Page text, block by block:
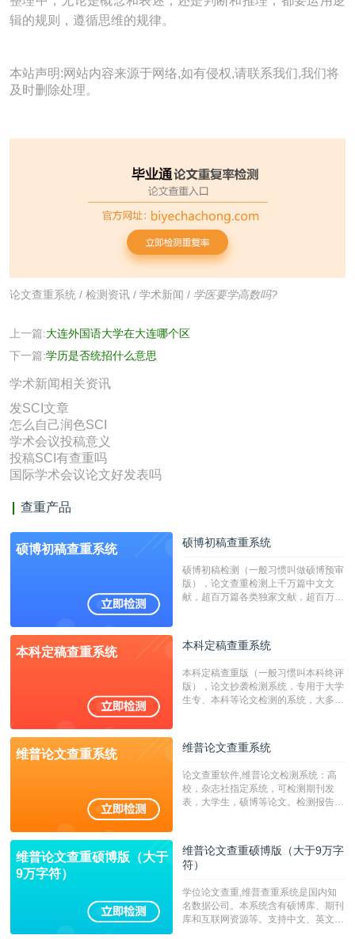
辑的规则，遵循思维的规律。
本站声明:网站内容来源于网络,如有侵权,请联系我们,我们将
及时删除处理。
论文查重系统 / 检测资讯 / 学术新闻 / 学医要学高数吗?
上一篇:大连外国语大学在大连哪个区
下一篇:学历是否统招什么意思
学术新闻相关资讯
发SCI文章
怎么自己润色SCI
学术会议投稿意义
投稿SCI有查重吗
国际学术会议论文好发表吗
查重产品
硕博初稿查重系统 硕博初稿查重系统
硕博初稿检测（一般习惯叫做硕博预审
版），论文查重检测上千万篇中文文
献，超百万篇各类独家文献，超百万港
校用来检测硕博论文的系统，检测范围
广，数据来源真实，检测算法合理!本
字符数30万）
本科定稿查重系统 本科定稿查重系统
本科定稿查重版（一般习惯叫本科终评
版），论文抄袭检测系统，专用于大学
生专、本科等论文检测的系统，大多数
维普论文查重系统 维普论文查重系统
论文查重软件,维普论文检测系统：高
校，杂志社指定系统，可检测期刊发
表，大学生，硕博等论文。检测报告支
维普论文查重硕博版（大于
9万字符）
维普论文查重硕博版（大于9万字
符）
学位论文查重,维普查重系统是国内知
名数据公司。本系统含有硕博库、期刊
库和互联网资源等。支持中文、英文、